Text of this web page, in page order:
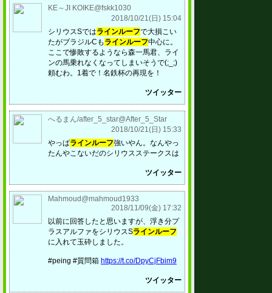
KE～JI KOIKE@fskk1030
2018/10/21(日) 15:04
シリウスSではラインルーフで大損こい
たがブラジルCも ラインルーフ中心に。
ここで惨敗するようなら森一馬君、ライ
ンの馬乗れなくなってしまいそうで(;_;)
頼むわ。1着で！名鉄杯の再現を！
ツイッター
へるまん/after_5_star@After_5_Star
2018/10/21(日) 15:33
やっぱラインルーフ強いやん。なんやっ
たんやこないだのシリウスステークスは
ツイッター
Mahmoud@mahmoud1933
2018/11/09(金) 17:32
以前に回答したと思いますが、浮き分プ
ラスアルファをシリウスSラインルーフ
に入れて玉砕しました。
#peing #質問箱 https://t.co/DpyCjFbim9
ツイッター